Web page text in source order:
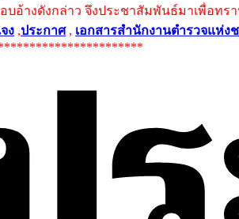
บอ้างดังกล่าว จึงประชาสัมพันธ์มาเพื่อทร
ง ,ประกาศ, เอกสารสำนักงานตำรวจแห่ง